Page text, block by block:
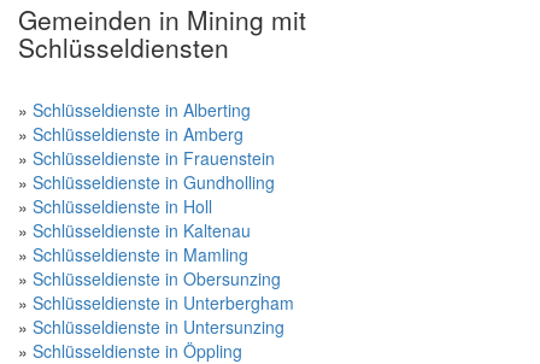
Gemeinden in Mining mit
Schlüsseldiensten
» Schlüsseldienste in Alberting
» Schlüsseldienste in Amberg
» Schlüsseldienste in Frauenstein
» Schlüsseldienste in Gundholling
» Schlüsseldienste in Holl
» Schlüsseldienste in Kaltenau
» Schlüsseldienste in Mamling
» Schlüsseldienste in Obersunzing
» Schlüsseldienste in Unterbergham
» Schlüsseldienste in Untersunzing
» Schlüsseldienste in Öppling